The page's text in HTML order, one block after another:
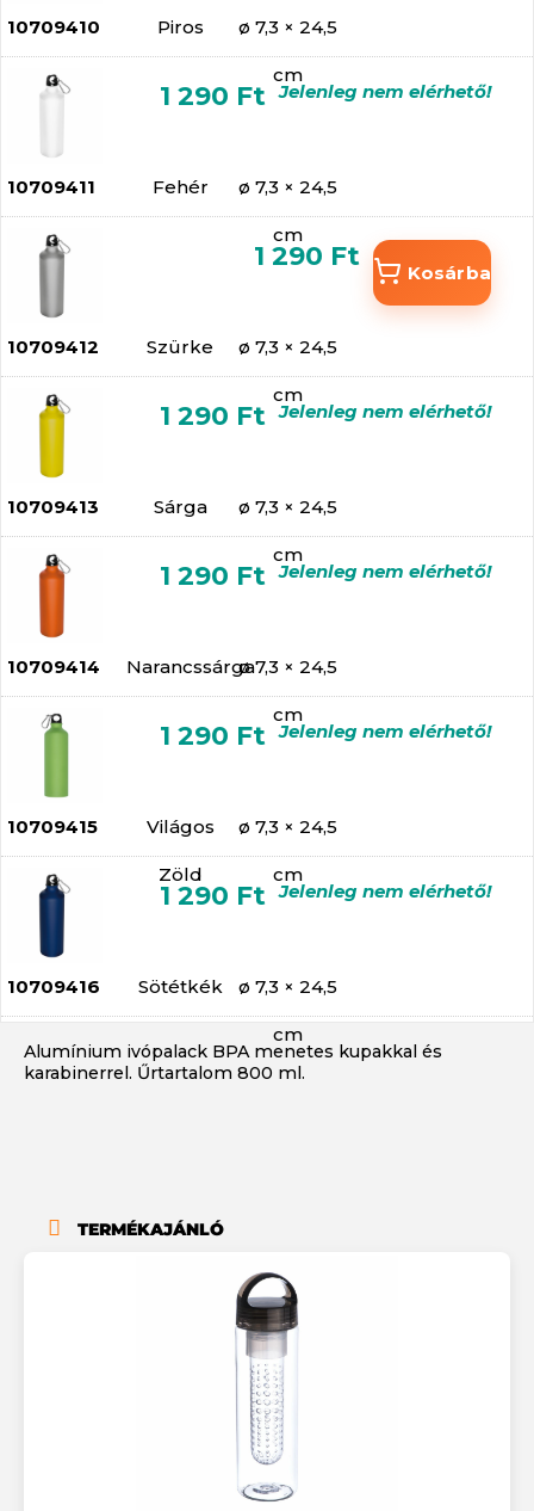
10709410 Piros ø 7,3 × 24,5
cm
10709411 Fehér ø 7,3 × 24,5
cm
1 290 Ft Jelenleg nem elérhető!
10709412 Szürke ø 7,3 × 24,5
cm
1 290 Ft
Kosárba
10709413 Sárga ø 7,3 × 24,5
cm
1 290 Ft Jelenleg nem elérhető!
10709414 Narancssárgaø 7,3 × 24,5
cm
1 290 Ft Jelenleg nem elérhető!
10709415 Világos
Zöld
ø 7,3 × 24,5
cm
1 290 Ft Jelenleg nem elérhető!
10709416 Sötétkék ø 7,3 × 24,5
cm
1 290 Ft Jelenleg nem elérhető!
Alumínium ivópalack BPA menetes kupakkal és
karabinerrel. Űrtartalom 800 ml.
TERMÉKAJÁNLÓ